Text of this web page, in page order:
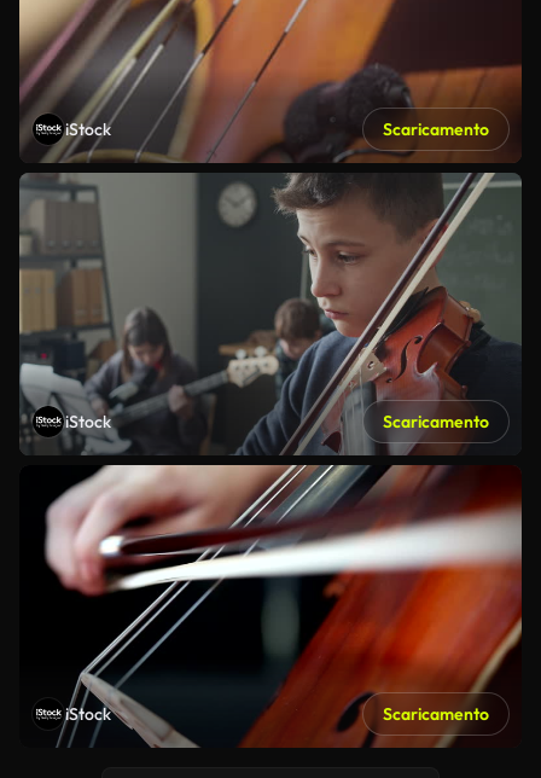
iStock Scaricamento
iStock Scaricamento
iStock Scaricamento